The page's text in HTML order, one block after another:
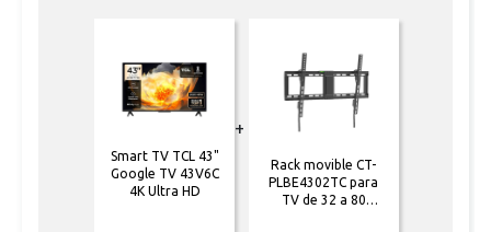
Smart TV TCL 43"
Google TV 43V6C
4K Ultra HD
+
Rack movible CT-
PLBE4302TC para
TV de 32 a 80